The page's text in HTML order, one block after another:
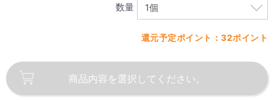
数量
還元予定ポイント：32ポイント
商品内容を 選択してください。